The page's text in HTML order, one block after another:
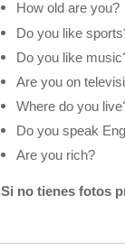
How old are you?
Do you like
Do you like
Are you on
Where do you
Do you speak
Are you rich?
Si no tienes fotos